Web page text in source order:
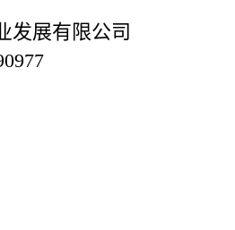
发展有限公司